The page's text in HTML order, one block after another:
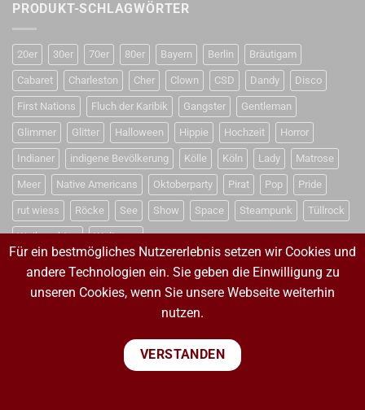
PRODUKT-SCHLAGWÖRTER
20er 30er 70er 80er Bayern Berlin Bräutigam
Cabaret Charleston Cher Clown CSD Dandy Disco
First Nations Fluch der Karibik Gangster Gentleman
Glimmer Glitter Halloween Hippie Hochzeit Horror
Indianer indigene Bevölkerung Kölle Köln Lady Matrose
Meer Native Americans Oktoberparty Pirat Pop Pride
rut wiess Röcke See Show Space Steampunk Tüllrock
Weihnachten Weltraum
VERTRAG WIDERRUFEN
VERTRAG WIDERRUFEN
Für ein bestmögliches Nutzererlebnis setzen wir Cookies und
andere Technologien ein. Sie geben die Einwilligung zu
unseren Cookies, wenn Sie unsere Webseite weiterhin
nutzen.
VERSTANDEN